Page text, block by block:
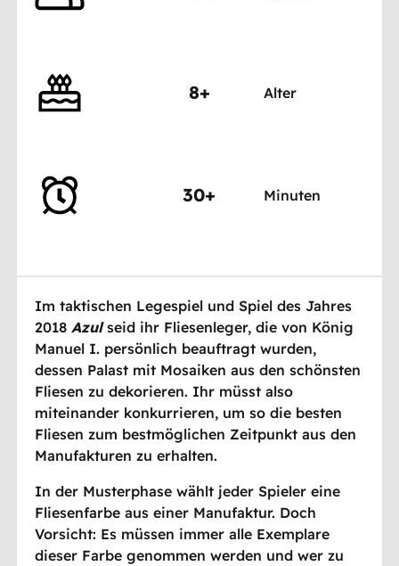
8+ Alter
30+ Minuten
Im taktischen Legespiel und Spiel des Jahres
2018Azulseid ihr Fliesenleger, die von König
Manuel I. persönlich beauftragt wurden,
dessen Palast mit Mosaiken aus den schönsten
Fliesen zu dekorieren. Ihr müsst also
miteinander konkurrieren, um so die besten
Fliesen zum bestmöglichen Zeitpunkt aus den
Manufakturen zu erhalten.
In der Musterphase wählt jeder Spieler eine
Fliesenfarbe aus einer Manufaktur. Doch
Vorsicht: Es müssen immer alle Exemplare
dieser Farbe genommen werden und wer zu